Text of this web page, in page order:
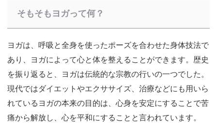
そもそもヨガって何？
ヨガは、呼吸と全身を使ったポーズを合わせた身体技法で
あり、ヨガによって心と体を整えることができます。歴史
を振り返ると、ヨガは伝統的な宗教の行いの一つでした。
現代ではダイエットやエクササイズ、治療などにも用いら
れているヨガの本来の目的は、 心身を安定にすることで苦
痛から解放し、心を平和にすること と言われています。